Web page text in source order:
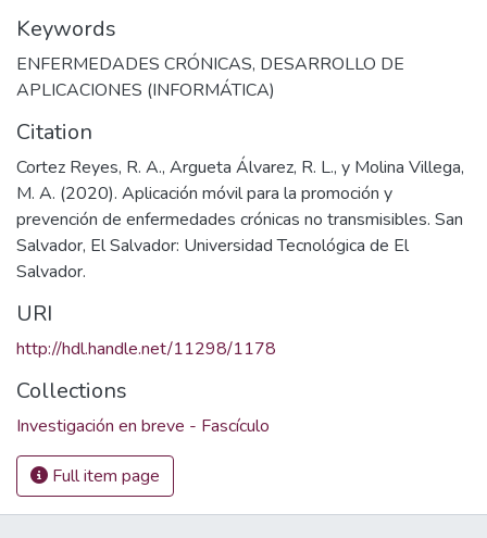
Keywords
ENFERMEDADES CRÓNICAS, DESARROLLO DE
APLICACIONES (INFORMÁTICA)
Citation
Cortez Reyes, R. A., Argueta Álvarez, R. L., y Molina Villega,
M. A. (2020). Aplicación móvil para la promoción y
prevención de enfermedades crónicas no transmisibles. San
Salvador, El Salvador: Universidad Tecnológica de El
Salvador.
URI
http://hdl.handle.net/11298/1178
Collections
Investigación en breve - Fascículo
Full item page